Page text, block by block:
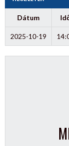
Dátum
2025-10-19